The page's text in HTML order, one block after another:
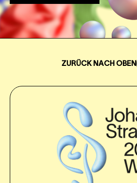
ZURÜCK NACH OBEN